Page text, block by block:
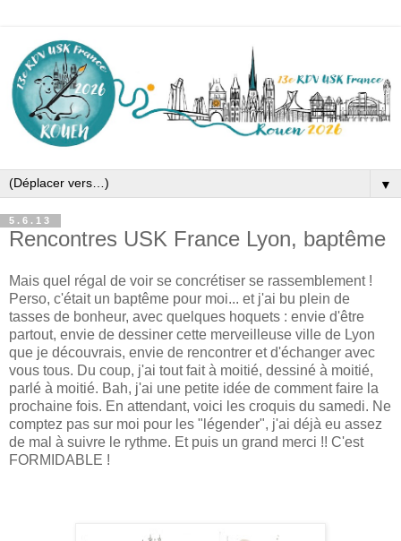
▼
5.6.13
Rencontres USK France Lyon, baptême
Mais quel régal de voir se concrétiser se rassemblement !
Perso, c'était un baptême pour moi... et j'ai bu plein de
tasses de bonheur, avec quelques hoquets : envie d'être
partout, envie de dessiner cette merveilleuse ville de Lyon
que je découvrais, envie de rencontrer et d'échanger avec
vous tous. Du coup, j'ai tout fait à moitié, dessiné à moitié,
parlé à moitié. Bah, j'ai une petite idée de comment faire la
prochaine fois. En attendant, voici les croquis du samedi. Ne
comptez pas sur moi pour les "légender", j'ai déjà eu assez
de mal à suivre le rythme. Et puis un grand merci !! C'est
FORMIDABLE !